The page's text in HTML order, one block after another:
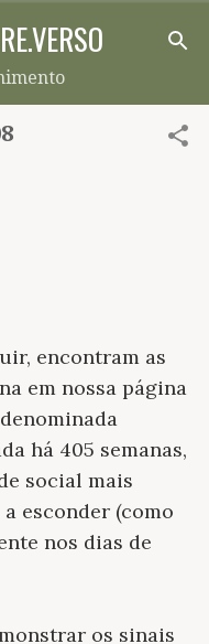
principal
encontram as
em nossa página
há 405 semanas,
social mais
esconder (como
nos dias de
os sinais